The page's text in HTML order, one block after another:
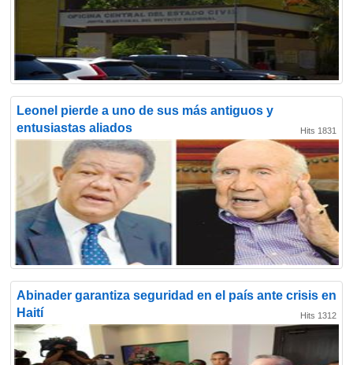
Leonel pierde a uno de sus más antiguos y
entusiastas aliados
Hits 1831
Abinader garantiza seguridad en el país ante crisis en
Haití
Hits 1312